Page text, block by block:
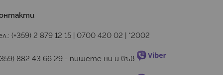
на удари, драскотини и други белези. Те са
(+359) 2 879 12 15 |0700 420 02 | *2002
882 43 66 29 - пишете ни и във